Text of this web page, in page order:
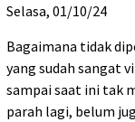
Selasa, 01/10/24
Bagaimana tidak
yang sudah sangat
sampai saat ini tak
parah lagi, belum